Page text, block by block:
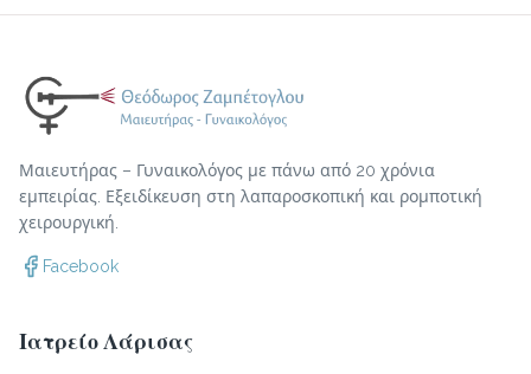
Μαιευτήρας – Γυναικολόγος με πάνω από 20 χρόνια
εμπειρίας. Εξειδίκευση στη λαπαροσκοπική και ρομποτική
χειρουργική.
Facebook
Ιατρείο Λάρισας